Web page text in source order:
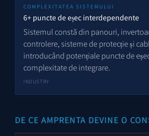
COMPLEXITATEA SISTEMULUI
6+ puncte de eșec interdependente
Sistemul constă din panouri,
controlere, sisteme de protecție și
introducând potențiale puncte de
complexitate de integrare.
INDUSTRY
DE CE AMPRENTA DEVINE O